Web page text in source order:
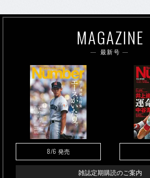
MAGAZINE
最新号
8/6 発売
雑誌定期購読のご案内